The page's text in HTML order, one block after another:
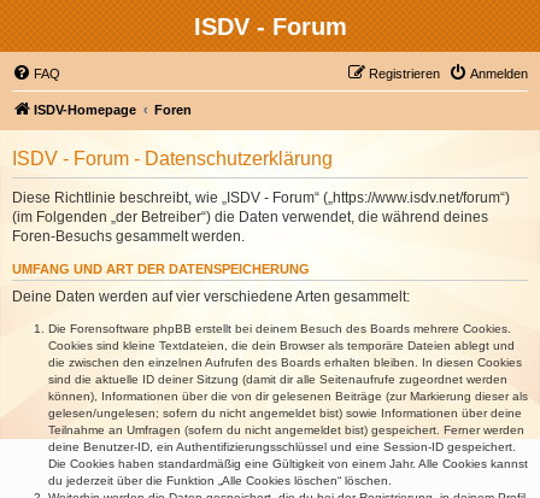
ISDV - Forum
FAQ Anmelden
Registrieren
ISDV-Homepage Foren
ISDV - Forum - Datenschutzerklärung
Diese Richtlinie beschreibt, wie „ISDV - Forum“ („https://www.isdv.net/forum“)
(im Folgenden „der Betreiber“) die Daten verwendet, die während deines
Foren-Besuchs gesammelt werden.
UMFANG UND ART DER DATENSPEICHERUNG
Deine Daten werden auf vier verschiedene Arten gesammelt:
Die Forensoftware phpBB erstellt bei deinem Besuch des Boards mehrere Cookies.
Cookies sind kleine Textdateien, die dein Browser als temporäre Dateien ablegt und
die zwischen den einzelnen Aufrufen des Boards erhalten bleiben. In diesen Cookies
sind die aktuelle ID deiner Sitzung (damit dir alle Seitenaufrufe zugeordnet werden
können), Informationen über die von dir gelesenen Beiträge (zur Markierung dieser als
gelesen/ungelesen; sofern du nicht angemeldet bist) sowie Informationen über deine
Teilnahme an Umfragen (sofern du nicht angemeldet bist) gespeichert. Ferner werden
deine Benutzer-ID, ein Authentifizierungsschlüssel und eine Session-ID gespeichert.
Die Cookies haben standardmäßig eine Gültigkeit von einem Jahr. Alle Cookies kannst
du jederzeit über die Funktion „Alle Cookies löschen“ löschen.